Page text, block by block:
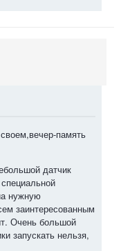
память
датчик
нужную
заинтересованным
Очень большой
запускать нельзя,